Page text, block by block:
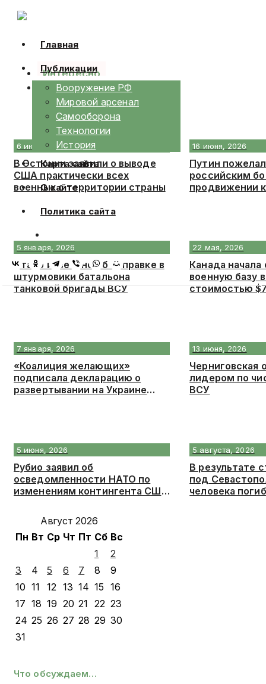
Skip
Главная
Публикации
Вооружение РФ
Мировой арсенал
Самооборона
Технологии
История
Карта сайта
О сайте
Политика сайта
Интересно
Календарь
6 июля, 2026
В Эстонии заявили о выводе
США практически всех
военных с территории страны
16 июня, 2026
Путин
российским
продвижении
5 января, 2026
Стало известно об отправке в
штурмовики батальона
танковой бригады ВСУ
22 мая, 2026
Канада начала
военную базу
стоимостью
7 января, 2026
«Коалиция желающих»
подписала декларацию о
развертывании на Украине
13 июня, 2026
Черниговская
лидером по
ВСУ
5 июня, 2026
Рубио заявил об
осведомленности НАТО по
изменениям контингента США
5 августа, 2026
В результате
под
человека
Август 2026
Пн Вт Ср Чт Пт Сб Вс
1
2
3
4 5 6 7 8
9
10 11 12 13 14 15 16
17 18 19 20 21 22 23
24 25 26 27 28 29 30
31
Что обсуждаем…